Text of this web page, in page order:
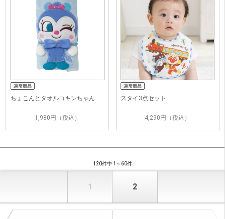
ちょこんとタオルコキンちゃん
1,980円（税込）
スタイ3点セット
4,290円（税込）
120件中 1～60件
1 2